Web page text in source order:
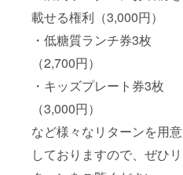
載せる権利（3,000円）
・低糖質ランチ券3枚
（2,700円）
・キッズプレート券3枚
（3,000円）
など様々なリターンを用意
しておりますので、ぜひリ